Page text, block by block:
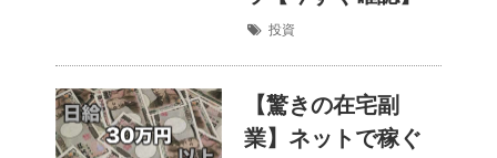
投資
【驚きの在宅副
業】ネットで稼ぐ